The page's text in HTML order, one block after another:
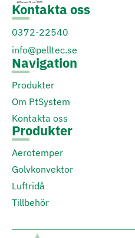
Kontakta oss
0372-22540
info@pelltec.se
Navigation
Produkter
Om PtSystem
Kontakta oss
Produkter
Aerotemper
Golvkonvektor
Luftridå
Tillbehör